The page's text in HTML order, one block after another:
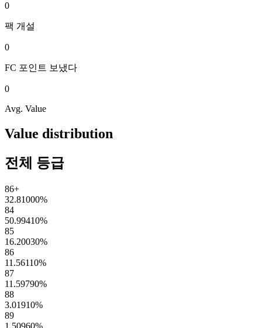
0
팩 개설
0
FC 포인트 보냈다
0
Avg. Value
Value distribution
전체 등급
86+
32.81000%
84
50.99410%
85
16.20030%
86
11.56110%
87
11.59790%
88
3.01910%
89
1.50960%